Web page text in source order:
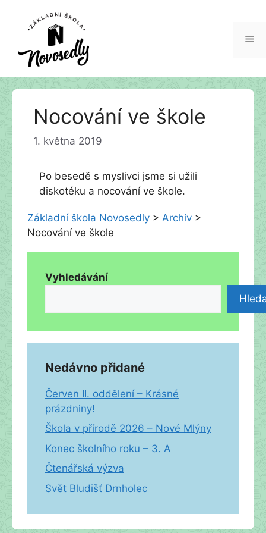
Přeskočit
Nocování ve škole
1. května 2019
Po besedě s myslivci jsme si užili
diskotéku a nocování ve škole.
Základní škola Novosedly > Archiv >
Nocování ve škole
Vyhledávání
Nedávno přidané
Červen II. oddělení – Krásné
prázdniny!
Škola v přírodě 2026 – Nové Mlýny
Konec školního roku – 3. A
Čtenářská výzva
Svět Bludišť Drnholec